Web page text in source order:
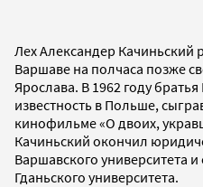
Лех Александер Качиньский
Варшаве на полчаса позже
Ярослава. В 1962 году
известность в Польше,
кинофильме «О двоих,
Качиньский окончил
Варшавского университета
Гданьского университета.